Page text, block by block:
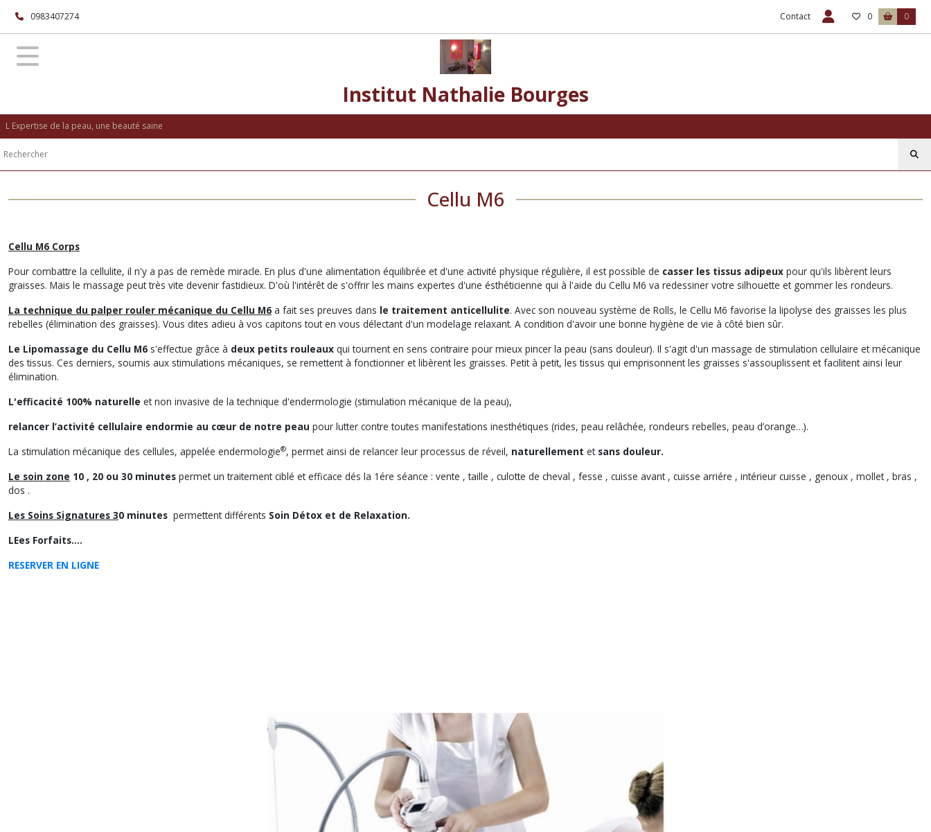
0983407274 Contact 0 0
Institut Nathalie Bourges
L Expertise de la peau, une beauté saine
Cellu M6
Cellu M6 Corps
Pour combattre la cellulite, il n'y a pas de remède miracle. En plus d'une alimentation équilibrée et d'une activité physique régulière, il est possible de casser les tissus adipeux pour qu'ils libèrent leurs
graisses. Mais le massage peut très vite devenir fastidieux. D'où l'intérêt de s'offrir les mains expertes d'une ésthéticienne qui à l'aide du Cellu M6 va redessiner votre silhouette et gommer les rondeurs.
La technique du palper rouler mécanique du Cellu M6 a fait ses preuves dans le traitement anticellulite. Avec son nouveau système de Rolls, le Cellu M6 favorise la lipolyse des graisses les plus
rebelles (élimination des graisses). Vous dites adieu à vos capitons tout en vous délectant d'un modelage relaxant. A condition d'avoir une bonne hygiène de vie à côté bien sûr.
Le Lipomassage du Cellu M6 s'effectue grâce à deux petits rouleaux qui tournent en sens contraire pour mieux pincer la peau (sans douleur). Il s'agit d'un massage de stimulation cellulaire et mécanique
des tissus. Ces derniers, soumis aux stimulations mécaniques, se remettent à fonctionner et libèrent les graisses. Petit à petit, les tissus qui emprisonnent les graisses s'assouplissent et facilitent ainsi leur
élimination.
L'efficacité 100% naturelle et non invasive de la technique d'endermologie (stimulation mécanique de la peau),
relancer l’activité cellulaire endormie au cœur de notre peau pour lutter contre toutes manifestations inesthétiques (rides, peau relâchée, rondeurs rebelles, peau d’orange…).
La stimulation mécanique des cellules, appelée endermologie®, permet ainsi de relancer leur processus de réveil, naturellement et sans douleur.
Le soin zone 10 , 20 ou 30 minutes permet un traitement ciblé et efficace dés la 1ére séance : vente , taille , culotte de cheval , fesse , cuisse avant , cuisse arriére , intérieur cuisse , genoux , mollet , bras ,
dos .
Les Soins Signatures 30 minutes permettent différents Soin Détox et de Relaxation.
LEes Forfaits....
RESERVER EN LIGNE